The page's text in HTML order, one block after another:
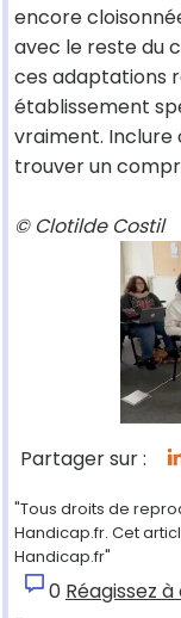
encore
avec le reste du
ces adaptations
établissement
vraiment.
trouver un
© Clotilde Costil
Partager sur :
"Tous droits de
Handicap.fr. Cet
Handicap.fr"
0 Réagissez